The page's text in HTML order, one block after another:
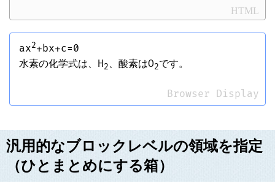
HTML
ax2+bx+c=0
水素の化学式は、H2、酸素はO2です。
Browser Display
汎用的なブロックレベルの領域を指定
（ひとまとめにする箱）